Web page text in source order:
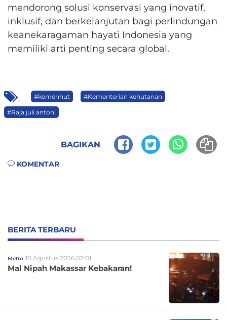
mendorong solusi konservasi yang inovatif,
inklusif, dan berkelanjutan bagi perlindungan
keanekaragaman hayati Indonesia yang
memiliki arti penting secara global.
#kemenhut #Kementerian kehutanan
#Raja juli antoni
BAGIKAN
KOMENTAR
BERITA TERBARU
Metro 10 Agustus 2026 02:01
Mal Nipah Makassar Kebakaran!